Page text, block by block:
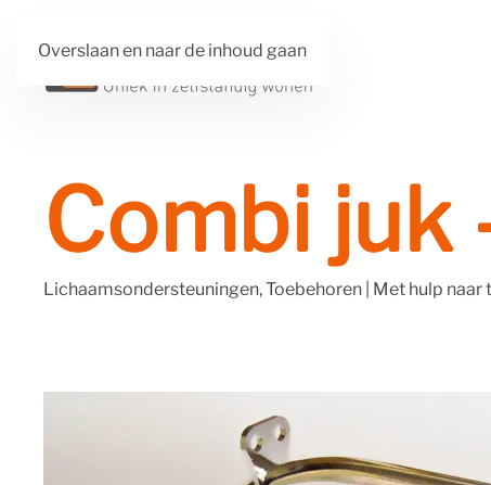
Overslaan en naar de inhoud gaan
Combi juk
Lichaamsondersteuningen, Toebehoren Met hulp naar